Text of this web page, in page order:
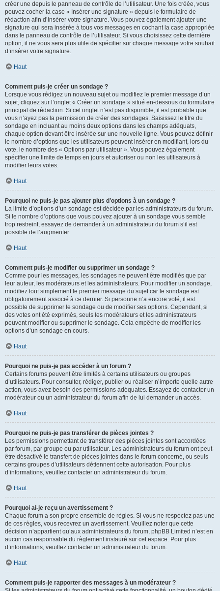
créer une depuis le panneau de contrôle de l’utilisateur. Une fois créée, vous
pouvez cocher la case « Insérer une signature » depuis le formulaire de
rédaction afin d’insérer votre signature. Vous pouvez également ajouter une
signature qui sera insérée à tous vos messages en cochant la case appropriée
dans le panneau de contrôle de l’utilisateur. Si vous choisissez cette dernière
option, il ne vous sera plus utile de spécifier sur chaque message votre souhait
d’insérer votre signature.
Haut
Comment puis-je créer un sondage ?
Lorsque vous rédigez un nouveau sujet ou modifiez le premier message d’un
sujet, cliquez sur l’onglet « Créer un sondage » situé en-dessous du formulaire
principal de rédaction. Si cet onglet n’est pas disponible, il est probable que
vous n’ayez pas la permission de créer des sondages. Saisissez le titre du
sondage en incluant au moins deux options dans les champs adéquats,
chaque option devant être insérée sur une nouvelle ligne. Vous pouvez définir
le nombre d’options que les utilisateurs peuvent insérer en modifiant, lors du
vote, le nombre des « Options par utilisateur ». Vous pouvez également
spécifier une limite de temps en jours et autoriser ou non les utilisateurs à
modifier leurs votes.
Haut
Pourquoi ne puis-je pas ajouter plus d’options à un sondage ?
La limite d’options d’un sondage est décidée par les administrateurs du forum.
Si le nombre d’options que vous pouvez ajouter à un sondage vous semble
trop restreint, essayez de demander à un administrateur du forum s’il est
possible de l’augmenter.
Haut
Comment puis-je modifier ou supprimer un sondage ?
Comme pour les messages, les sondages ne peuvent être modifiés que par
leur auteur, les modérateurs et les administrateurs. Pour modifier un sondage,
modifiez tout simplement le premier message du sujet car le sondage est
obligatoirement associé à ce dernier. Si personne n’a encore voté, il est
possible de supprimer le sondage ou de modifier ses options. Cependant, si
des votes ont été exprimés, seuls les modérateurs et les administrateurs
peuvent modifier ou supprimer le sondage. Cela empêche de modifier les
options d’un sondage en cours.
Haut
Pourquoi ne puis-je pas accéder à un forum ?
Certains forums peuvent être limités à certains utilisateurs ou groupes
d’utilisateurs. Pour consulter, rédiger, publier ou réaliser n’importe quelle autre
action, vous avez besoin des permissions adéquates. Essayez de contacter un
modérateur ou un administrateur du forum afin de lui demander un accès.
Haut
Pourquoi ne puis-je pas transférer de pièces jointes ?
Les permissions permettant de transférer des pièces jointes sont accordées
par forum, par groupe ou par utilisateur. Les administrateurs du forum ont peut-
être désactivé le transfert de pièces jointes dans le forum concerné, ou seuls
certains groupes d’utilisateurs détiennent cette autorisation. Pour plus
d’informations, veuillez contacter un administrateur du forum.
Haut
Pourquoi ai-je reçu un avertissement ?
Chaque forum a son propre ensemble de règles. Si vous ne respectez pas une
de ces règles, vous recevrez un avertissement. Veuillez noter que cette
décision n’appartient qu’aux administrateurs du forum, phpBB Limited n’est en
aucun cas responsable du règlement instauré sur cet espace. Pour plus
d’informations, veuillez contacter un administrateur du forum.
Haut
Comment puis-je rapporter des messages à un modérateur ?